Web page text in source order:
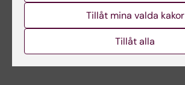
Programwebb - för dig som är student
Tillåt mina valda kakor
Tillåt alla